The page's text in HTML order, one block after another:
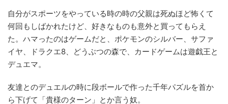
自分がスポーツをやっている時の時の父親は死ぬほど怖くて
何回もしばかれたけど、好きなものも意外と買ってもらえ
た。ハマったのはゲームだと、ポケモンのシルバー、サファ
イヤ、ドラクエ8、どうぶつの森で、カードゲームは遊戯王と
デュエマ。
友達とのデュエルの時に段ボールで作った千年パズルを首か
ら下げて「貴様のターン」とか言う奴。